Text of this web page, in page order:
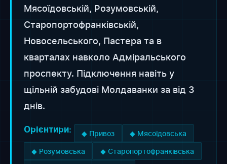
Мясоїдовській, Розумовській,
Старопортофранківській,
Новосельського, Пастера та в
кварталах навколо Адміральського
проспекту. Підключення навіть у
щільній забудові Молдаванки за від 3
днів.
Орієнтири: ◆ Привоз ◆ Мясоїдовська
◆ Розумовська ◆ Старопортофранківська